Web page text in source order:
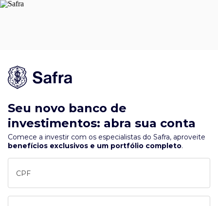
Seu novo banco de
investimentos: abra sua conta
Comece a investir com os especialistas do Safra, aproveite
benefícios exclusivos e um portfólio completo.
CPF